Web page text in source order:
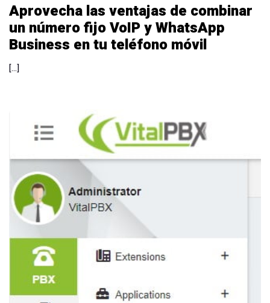
Aprovecha las ventajas de combinar
un número fijo VoIP y WhatsApp
Business en tu teléfono móvil
[…]